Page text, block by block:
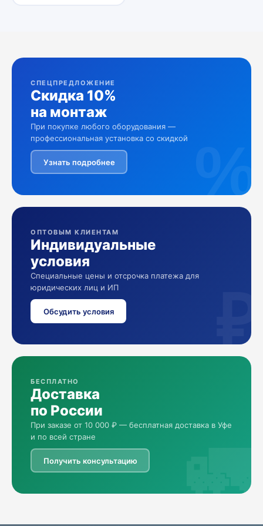
СПЕЦПРЕДЛОЖЕНИЕ
Скидка 10%
на монтаж
При покупке любого оборудования —
профессиональная установка со скидкой
Узнать подробнее %
ОПТОВЫМ КЛИЕНТАМ
Индивидуальные
условия
Специальные цены и отсрочка платежа для
юридических лиц и ИП
Обсудить условия ₽
БЕСПЛАТНО
Доставка
по России
При заказе от 10 000 ₽ — бесплатная доставка в Уфе
и по всей стране
Получить консультацию 🚛